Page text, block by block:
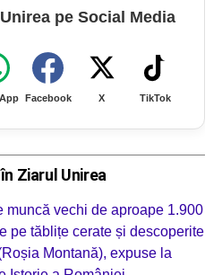
pe Social Media
Facebook X TikTok
Ziarul Unirea
muncă vechi de aproape 1.900
pe tăblițe cerate și descoperite
Montană), expuse la